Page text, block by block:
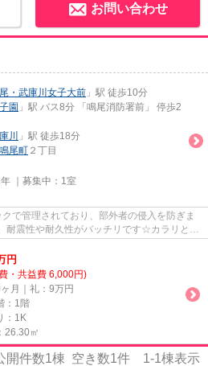
お問い合わせ
・武庫川女子大前 」駅 徒歩10分
園 」駅 バス8分 「鳴尾消防署前」 停歩2
川
」駅 徒歩18分
鳴尾町 ２丁目
｜募集中： 1室
で管理されており、部外者の侵入を防ぎま
耐震性や耐久性がバッチリです☆カラリと気
円
・共益費 6,000円)
月｜礼：9万円
：1階
：1K
26.30㎡
開件数1棟 空き数1件 1-1棟表示